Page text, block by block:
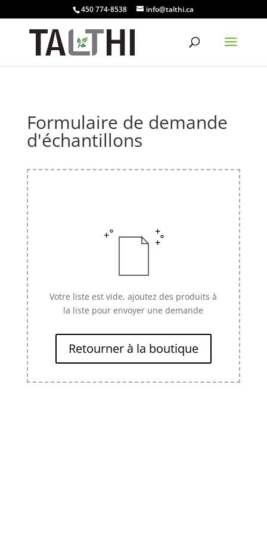
450 774-8538 info@talthi.ca
Formulaire de demande
d'échantillons
Votre liste est vide, ajoutez des produits à
la liste pour envoyer une demande
Retourner à la boutique